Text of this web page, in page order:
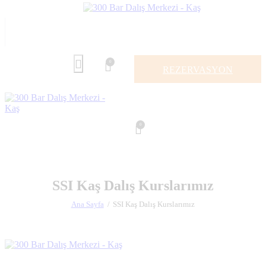
REZERVASYON
SSI Kaş Dalış Kurslarımız
Ana Sayfa SSI Kaş Dalış Kurslarımız